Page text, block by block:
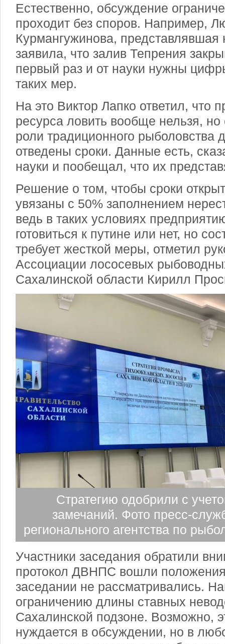
Естественно, обсуждение
проходит без споров. Например,
Курмангужинова,
заявила, что залив Тепрения
первый раз и от науки нужны
таких мер.
На это Виктор Лапко ответил, что
ресурса ловить вообще нельзя,
роли традиционного рыболовства
отведены сроки. Данные есть,
науки и пообещал, что их
Решение о том, чтобы сроки
увязаны с 50% заполнением
ведь в таких условиях
готовиться к путине или нет, но
требует жесткой меры, отметил
Ассоциации лососевых
Сахалинской области Кирилл
Стратегию одобрили с
замечаний. Фото пресс-
регионального агентства по
Участники заседания обратили
протокол ДВНПС вошли
заседании не рассматривались.
ограничению длины ставных
Сахалинской подзоне. Возможно,
нуждается в обсуждении, но в